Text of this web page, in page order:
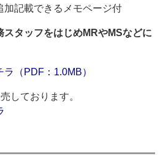
加記載できるメモページ付
スタッフをはじめMRやMSなどに
（PDF：1.0MB）
しております。